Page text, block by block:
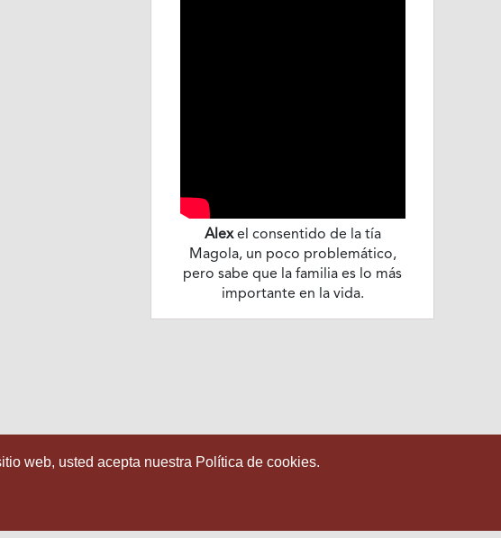
Alexel consentido de la tía
Magola, un poco problemático,
pero sabe que la familia es lo más
importante en la vida.
web, usted acepta nuestra Política de cookies.